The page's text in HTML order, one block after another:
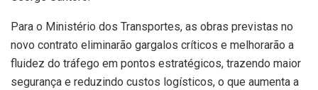
Para o Ministério dos Transportes, as obras previstas no
novo contrato eliminarão gargalos críticos e melhorarão a
fluidez do tráfego em pontos estratégicos, trazendo maior
segurança e reduzindo custos logísticos, o que aumenta a